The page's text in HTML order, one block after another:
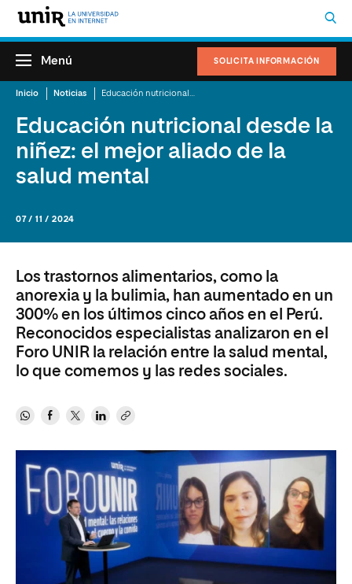
SOLICITA INFORMACIÓN
Menú
Inicio Noticias
Educación nutricional desde la
niñez: el mejor aliado de la
salud mental
07 / 11 / 2024
Los trastornos alimentarios, como la
anorexia y la bulimia, han aumentado en un
300% en los últimos cinco años en el Perú.
Reconocidos especialistas analizaron en el
Foro UNIR la relación entre la salud mental,
lo que comemos y las redes sociales.